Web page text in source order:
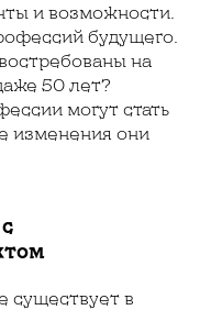
и возможности.
будущего.
на
50 лет?
могут стать
изменения они
существует в